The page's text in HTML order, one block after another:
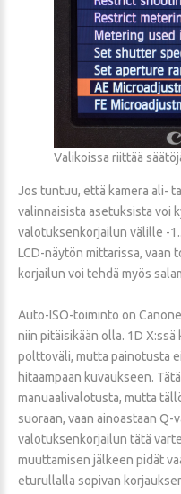
Valikoissa riittää
Jos tuntuu, että kamera ali-
valinnaisista asetuksista voi
valotuksenkorjailun välille -
LCD-näytön mittarissa, vaan
korjailun voi tehdä myös
Auto-ISO-toiminto on
niin pitäisikään olla. 1D
polttoväli, mutta painotusta
hitaampaan kuvaukseen.
manuaalivalotusta, mutta
suoraan, vaan ainoastaan
valotuksenkorjailun tätä
muuttamisen jälkeen pidät
eturullalla sopivan